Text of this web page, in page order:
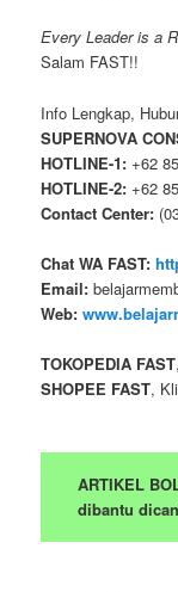
Every Leader is a
Salam FAST!!
Info Lengkap,
SUPERNOVA
HOTLINE-1: +62
HOTLINE-2: +62
Contact Center:
Chat WA FAST:
Email:
Web:
TOKOPEDIA FAST
SHOPEE FAST,
ARTIKEL
dibantu